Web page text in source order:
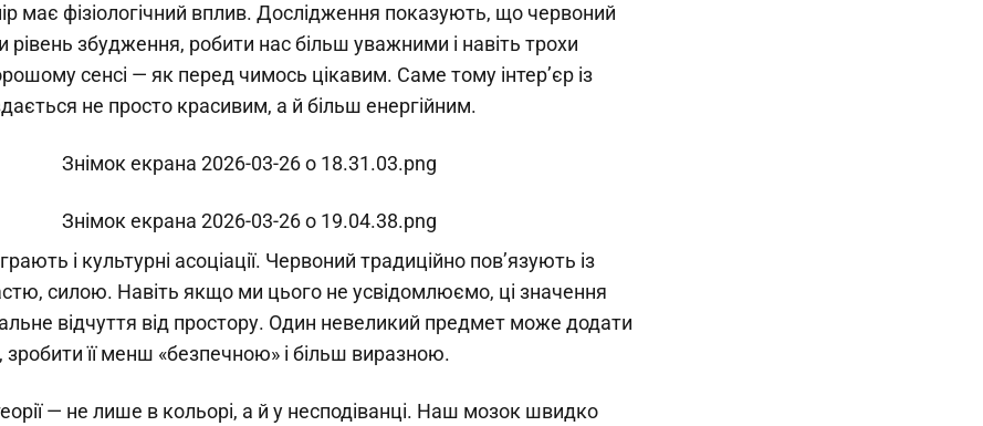
має фізіологічний вплив. Дослідження показують, що червоний
збудження, робити нас більш уважними і навіть трохи
сенсі — як перед чимось цікавим. Саме тому інтер’єр із
не просто красивим, а й більш енергійним.
і культурні асоціації. Червоний традиційно пов’язують із
силою. Навіть якщо ми цього не усвідомлюємо, ці значення
відчуття від простору. Один невеликий предмет може додати
зробити її менш «безпечнoю» і більш виразною.
— не лише в кольорі, а й у несподіванці. Наш мозок швидко